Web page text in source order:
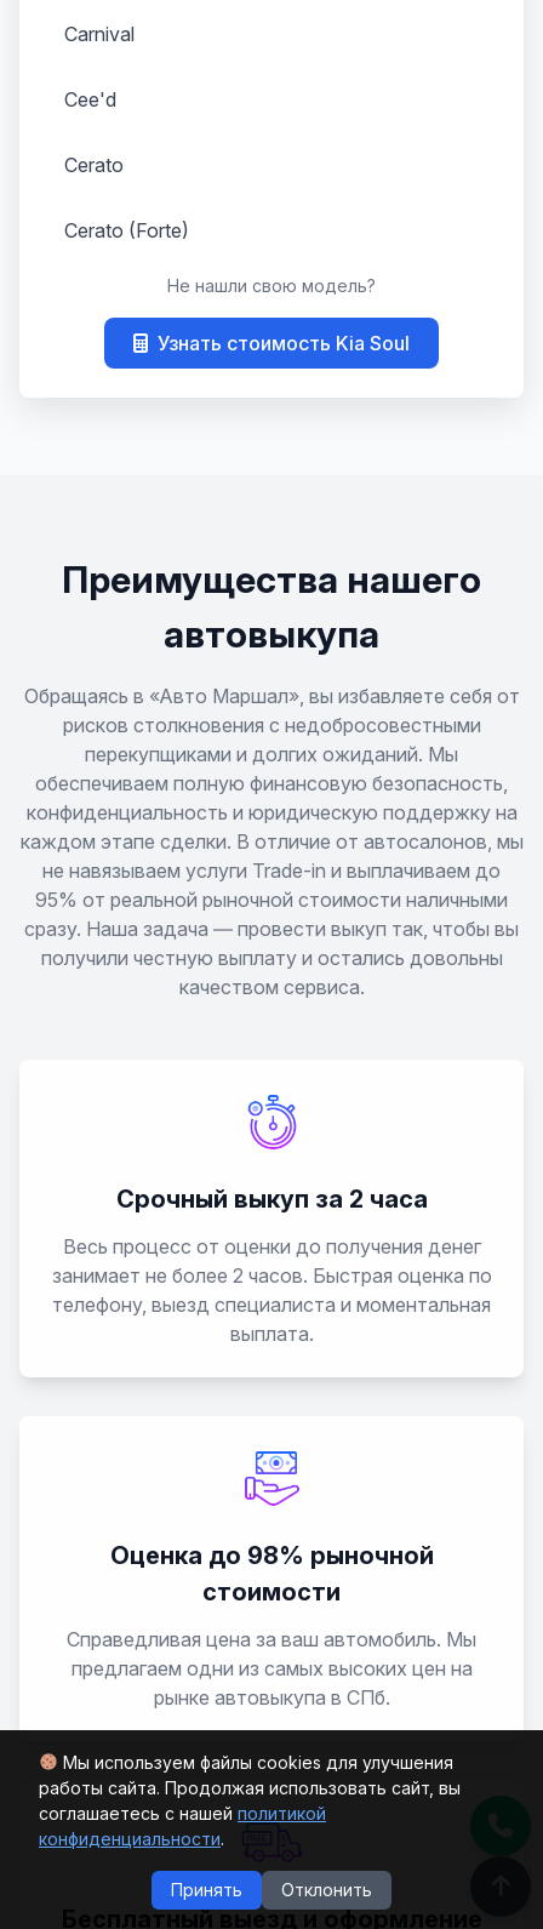
Мы используем файлы cookies для улучшения
работы сайта. Продолжая использовать сайт, вы
соглашаетесь с нашей политикой
конфиденциальности.
Принять Отклонить
Carnival
Cee'd
Cerato
Cerato (Forte)
Concord
EV9
Forte
Joice
K2700
K5
Morning
Niro
Potentia
Retona
Rio
Roadster
Не нашли свою модель?
Узнать стоимость Kia Soul
Преимущества нашего
автовыкупа
Обращаясь в «Авто Маршал», вы избавляете себя от
рисков столкновения с недобросовестными
перекупщиками и долгих ожиданий. Мы
обеспечиваем полную финансовую безопасность,
конфиденциальность и юридическую поддержку на
каждом этапе сделки. В отличие от автосалонов, мы
не навязываем услуги Trade-in и выплачиваем до
95% от реальной рыночной стоимости наличными
сразу. Наша задача — провести выкуп так, чтобы вы
получили честную выплату и остались довольны
качеством сервиса.
Срочный выкуп за 2 часа
Весь процесс от оценки до получения денег
занимает не более 2 часов. Быстрая оценка по
телефону, выезд специалиста и моментальная
выплата.
Оценка до 98% рыночной
стоимости
Справедливая цена за ваш автомобиль. Мы
предлагаем одни из самых высоких цен на
рынке автовыкупа в СПб.
Бесплатный выезд и оформление